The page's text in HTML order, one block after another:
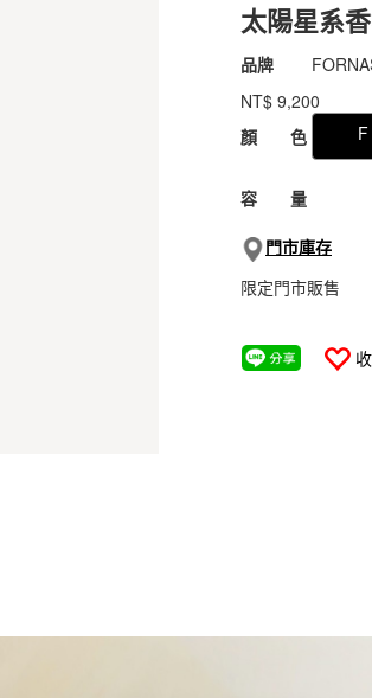
太陽星系
商品代號
品牌
NT$ 9,200
顏 色 F
容 量
門市庫存
限定門市販售